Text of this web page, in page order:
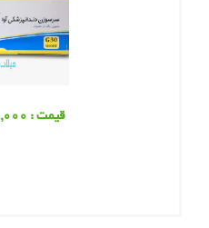
قیمت : 790,000 تومان